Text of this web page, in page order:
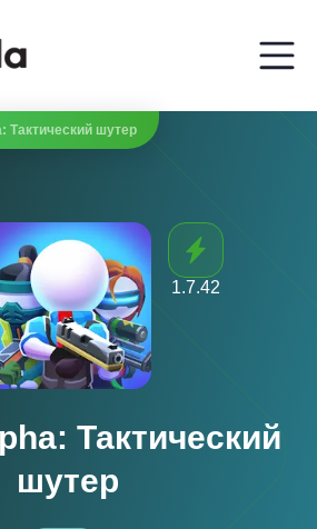
Тактический шутер
1.7.42
Тактический
шутер